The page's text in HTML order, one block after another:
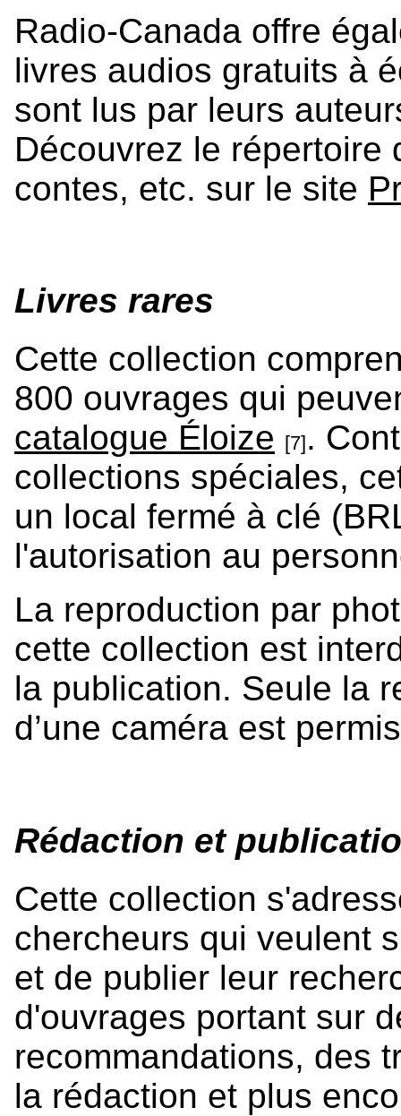
Radio-Canada offre
livres audios gratuits à
sont lus par leurs
Découvrez le répertoire
contes, etc. sur le site
Livres rares
Cette collection
800 ouvrages qui
catalogue Éloize
[7] .
collections spéciales,
un local fermé à clé
l'autorisation au
La reproduction par
cette collection est
la publication. Seule la
d’une caméra est
Rédaction et
Cette collection
chercheurs qui veulent
et de publier leur
d'ouvrages portant sur
recommandations, des
la rédaction et plus